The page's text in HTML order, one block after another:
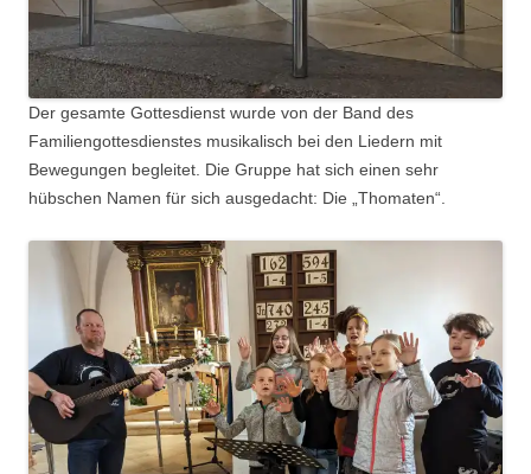
Der gesamte Gottesdienst wurde von der Band des
Familiengottesdienstes musikalisch bei den Liedern mit
Bewegungen begleitet. Die Gruppe hat sich einen sehr
hübschen Namen für sich ausgedacht: Die „Thomaten“.